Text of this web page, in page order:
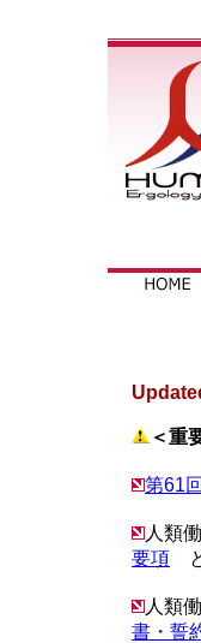
＜重
第61
人類
要項
人類
書・誓